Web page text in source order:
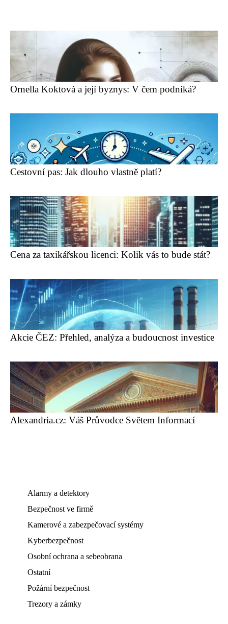
Ornella Koktová a její byznys: V čem podniká?
Cestovní pas: Jak dlouho vlastně platí?
Cena za taxikářskou licenci: Kolik vás to bude stát?
Akcie ČEZ: Přehled, analýza a budoucnost investice
Alexandria.cz: Váš Průvodce Světem Informací
Alarmy a detektory
Bezpečnost ve firmě
Kamerové a zabezpečovací systémy
Kyberbezpečnost
Osobní ochrana a sebeobrana
Ostatní
Požární bezpečnost
Trezory a zámky